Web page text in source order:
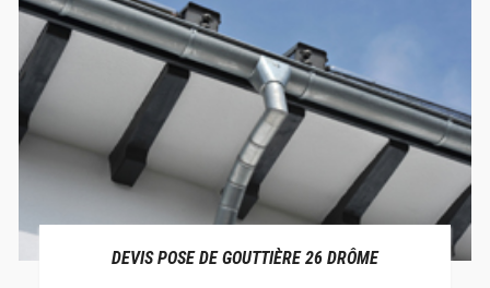
DEVIS POSE DE GOUTTIÈRE 26 DRÔME